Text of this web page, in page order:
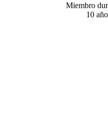
Miembro
10